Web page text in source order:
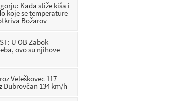
Kada stiže kiša i
koje se temperature
Božarov
U OB Zabok
ovo su njihove
Veleškovec 117
Dubrovčan 134 km/h